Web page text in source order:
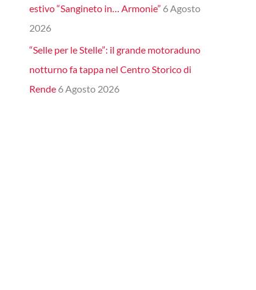
estivo “Sangineto in… Armonie” 6 Agosto
2026
“Selle per le Stelle”: il grande motoraduno
notturno fa tappa nel Centro Storico di
Rende 6 Agosto 2026